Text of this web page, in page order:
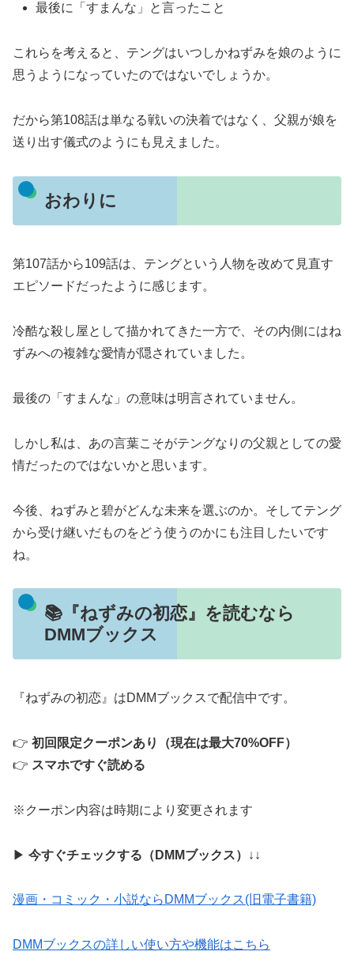
最後に「すまんな」と言ったこと
これらを考えると、テングはいつしかねずみを娘のように
思うようになっていたのではないでしょうか。
だから第108話は単なる戦いの決着ではなく、父親が娘を
送り出す儀式のようにも見えました。
おわりに
第107話から109話は、テングという人物を改めて見直す
エピソードだったように感じます。
冷酷な殺し屋として描かれてきた一方で、その内側にはね
ずみへの複雑な愛情が隠されていました。
最後の「すまんな」の意味は明言されていません。
しかし私は、あの言葉こそがテングなりの父親としての愛
情だったのではないかと思います。
今後、ねずみと碧がどんな未来を選ぶのか。そしてテング
から受け継いだものをどう使うのかにも注目したいです
ね。
📚『ねずみの初恋』を読むなら
DMMブックス
『ねずみの初恋』はDMMブックスで配信中です。
👉 初回限定クーポンあり（現在は最大70%OFF）
👉 スマホですぐ読める
※クーポン内容は時期により変更されます
▶ 今すぐチェックする（DMMブックス） ↓↓
漫画・コミック・小説ならDMMブックス(旧電子書籍)
DMMブックスの詳しい使い方や機能はこちら